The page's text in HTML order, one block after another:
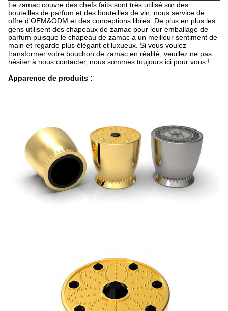
Le zamac couvre des chefs faits sont très utilisé sur des
bouteilles de parfum et des bouteilles de vin, nous service de
offre d'OEM&ODM et des conceptions libres. De plus en plus les
gens utilisent des chapeaux de zamac pour leur emballage de
parfum puisque le chapeau de zamac a un meilleur sentiment de
main et regarde plus élégant et luxueux. Si vous voulez
transformer votre bouchon de zamac en réalité, veuillez ne pas
hésiter à nous contacter, nous sommes toujours ici pour vous !
Apparence de produits :